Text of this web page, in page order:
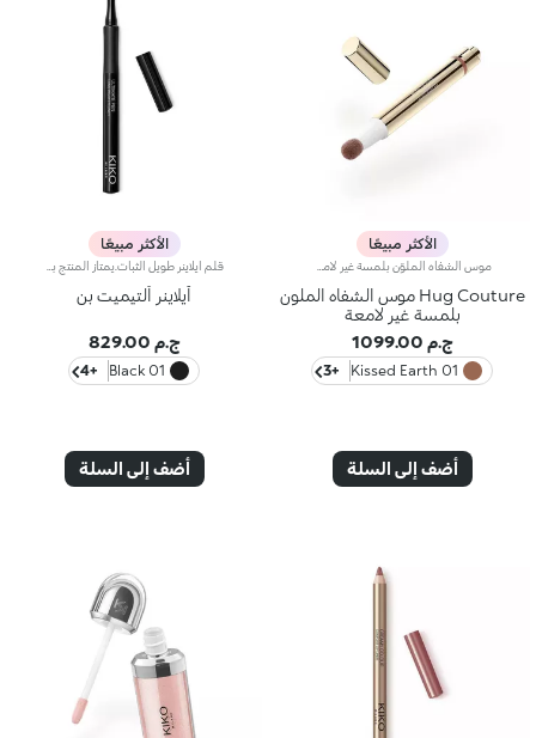
الأكثر مبيعًا
Hug Couture موس الشفاه الملون
بلمسة غير لامعة
ج.م 1099.00
01 Kissed Earth
+3
أضف إلى السلة
الأكثر مبيعًا
آيلاينر ألتيميت بن
ج.م 829.00
01 Black
+4
أضف إلى السلة